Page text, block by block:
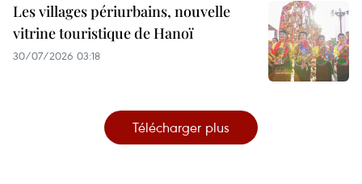
Les villages périurbains, nouvelle
vitrine touristique de Hanoï
30/07/2026 03:18
Télécharger plus